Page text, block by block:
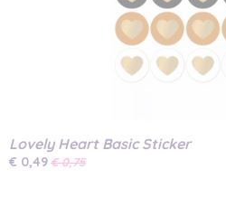
Lovely Heart Basic Sticker
€ 0,49€ 0,75